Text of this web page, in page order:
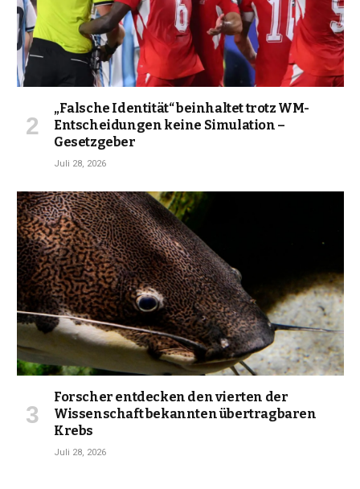
„Falsche Identität“ beinhaltet trotz WM-
Entscheidungen keine Simulation –
Gesetzgeber
Juli 28, 2026
Forscher entdecken den vierten der
Wissenschaft bekannten übertragbaren
Krebs
Juli 28, 2026